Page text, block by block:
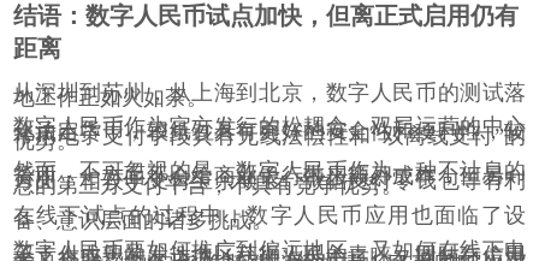
结语：数字人民币试点加快，但离正式启用仍有
距离
从深圳到苏州，从上海到北京，数字人民币的测试落
地工作正如火如荼。
数字人民币作为官方发行的松耦合、双层运营的中心
化法定货币，较纸钞具有更好的安全性和便利性，较
常用电子支付手段具有无线法偿性和“双离线支付”的
优势。
然而，不可忽视的是，数字人民币作为一种不计息的
货币，一方面不会给商业银行带来额外成本，但另一
方面，相较于支付宝余额宝、微信支付零钱包等有利
息的第三方支付平台，不具有竞争优势。
在线下试点的过程中，数字人民币应用也面临了设
备、意识层面的诸多挑战。
数字人民币要如何推广到偏远地区，又如何在线下电
子支付成熟的发达地区获得人民的青睐，同时在信用